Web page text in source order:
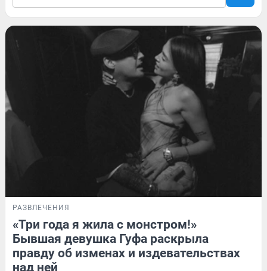
РАЗВЛЕЧЕНИЯ
«Три года я жила с монстром!»
Бывшая девушка Гуфа раскрыла
правду об изменах и издевательствах
над ней